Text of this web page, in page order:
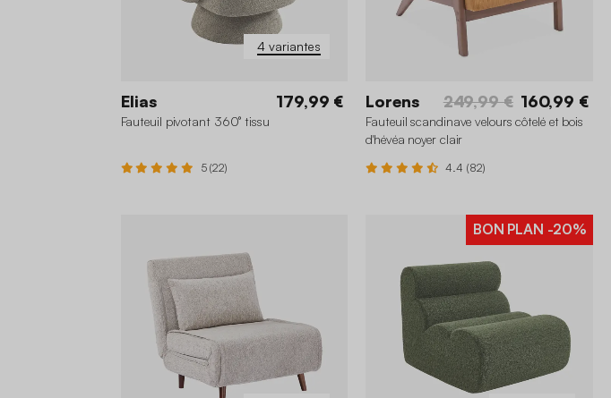
4 variantes
Elias 179,99 €
Fauteuil pivotant 360° tissu
5 (22)
Lorens 249,99 € 160,99 €
Fauteuil scandinave velours côtelé et bois
d'hévéa noyer clair
4.4 (82)
BON PLAN -20%